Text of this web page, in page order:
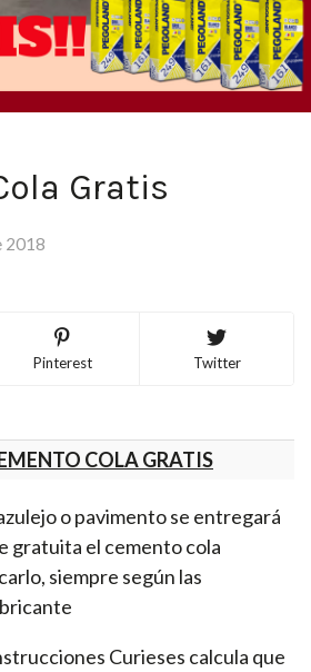
Gratis
2018
Pinterest Twitter
COLA GRATIS
o pavimento se entregará
gratuita el cemento cola
siempre según las
Curieses calcula que